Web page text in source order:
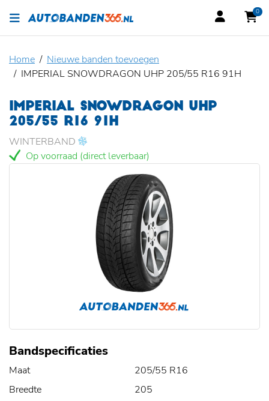
0
Home
Nieuwe banden toevoegen
IMPERIAL SNOWDRAGON UHP 205/55 R16 91H
IMPERIAL SNOWDRAGON UHP
205/55 R16 91H
WINTERBAND
Op voorraad (direct leverbaar)
Bandspecificaties
Maat
205/55 R16
Breedte
205